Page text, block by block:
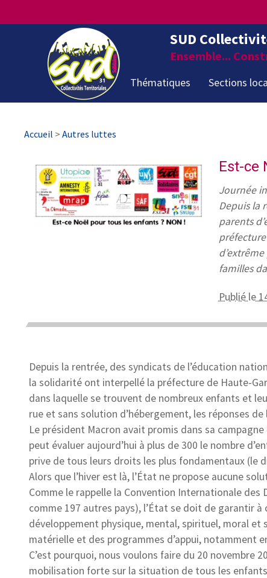
SUD
Ensemble...
Thématiques Sections
Accueil > Autres luttes
Est-ce
Journée
Depuis la
parents
familles
Publié le
Depuis la rentrée, des syndicats de l’éducation
la solidarité ont interpellé la préfecture de Haute-
dans laquelle se trouvent de nombreux enfants et
rue et sans solution d’hébergement, les réponses
Le président Macron avait promis dans sa
peut évaluer aujourd’hui à plus de 300 le nombre
prive de tous leurs droits les plus fondamentaux (le
Alors que l’hiver est là, l’État ne propose aucune
Comme le rappelle la Convention Internationale des
comme 197 autres pays), l’État se doit de garantir
développement physique, mental, spirituel, moral et
matérielle et des programmes d’appui, notamment
C’est pourquoi, nous voulons faire du 20 novembre
mobilisation forte sur la situation de tous les